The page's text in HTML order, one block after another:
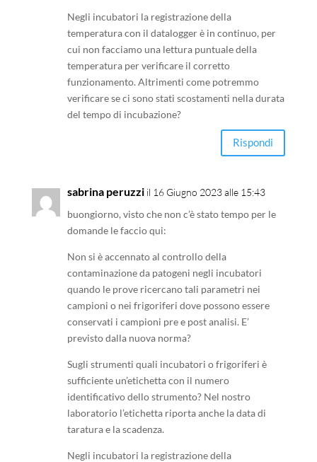
Negli incubatori la registrazione della
temperatura con il datalogger è in continuo, per
cui non facciamo una lettura puntuale della
temperatura per verificare il corretto
funzionamento. Altrimenti come potremmo
verificare se ci sono stati scostamenti nella durata
del tempo di incubazione?
Rispondi
sabrina peruzzi il 16 Giugno 2023 alle 15:43
buongiorno, visto che non c’è stato tempo per le
domande le faccio qui:
Non si è accennato al controllo della
contaminazione da patogeni negli incubatori
quando le prove ricercano tali parametri nei
campioni o nei frigoriferi dove possono essere
conservati i campioni pre e post analisi. E’
previsto dalla nuova norma?
Sugli strumenti quali incubatori o frigoriferi è
sufficiente un’etichetta con il numero
identificativo dello strumento? Nel nostro
laboratorio l’etichetta riporta anche la data di
taratura e la scadenza.
Negli incubatori la registrazione della